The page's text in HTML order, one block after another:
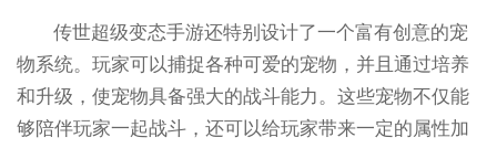
传世超级变态手游还特别设计了一个富有创意的宠
物系统。玩家可以捕捉各种可爱的宠物，并且通过培养
和升级，使宠物具备强大的战斗能力。这些宠物不仅能
够陪伴玩家一起战斗，还可以给玩家带来一定的属性加